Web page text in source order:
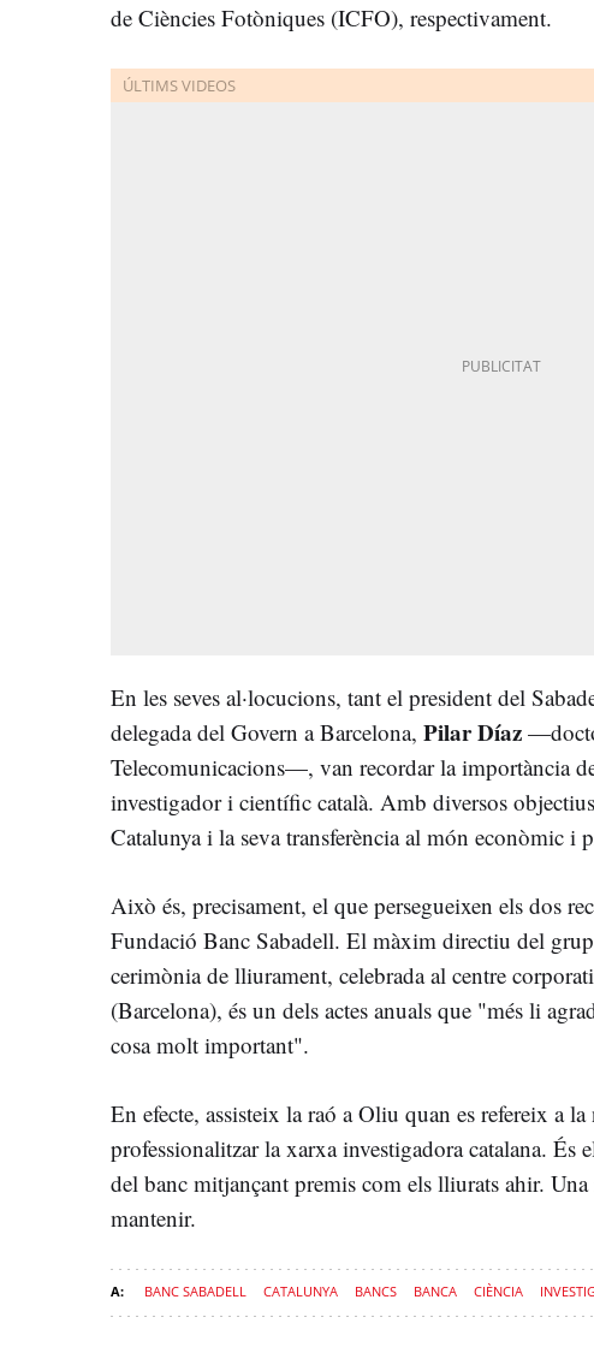
de Ciències Fotòniques (ICFO), respectivament.
En les seves al·locucions, tant el president del
delegada del Govern a Barcelona, Pilar Díaz
Telecomunicacions—, van recordar la importància
investigador i científic català. Amb diversos
Catalunya i la seva transferència al món econòmic i
Això és, precisament, el que persegueixen els dos
Fundació Banc Sabadell. El màxim directiu del
cerimònia de lliurament, celebrada al centre
(Barcelona), és un dels actes anuals que "més li
cosa molt important".
En efecte, assisteix la raó a Oliu quan es refereix a
professionalitzar la xarxa investigadora catalana. És
del banc mitjançant premis com els lliurats ahir.
mantenir.
BANC SABADELL CATALUNYA BANCS BANCA CIÈNCIA